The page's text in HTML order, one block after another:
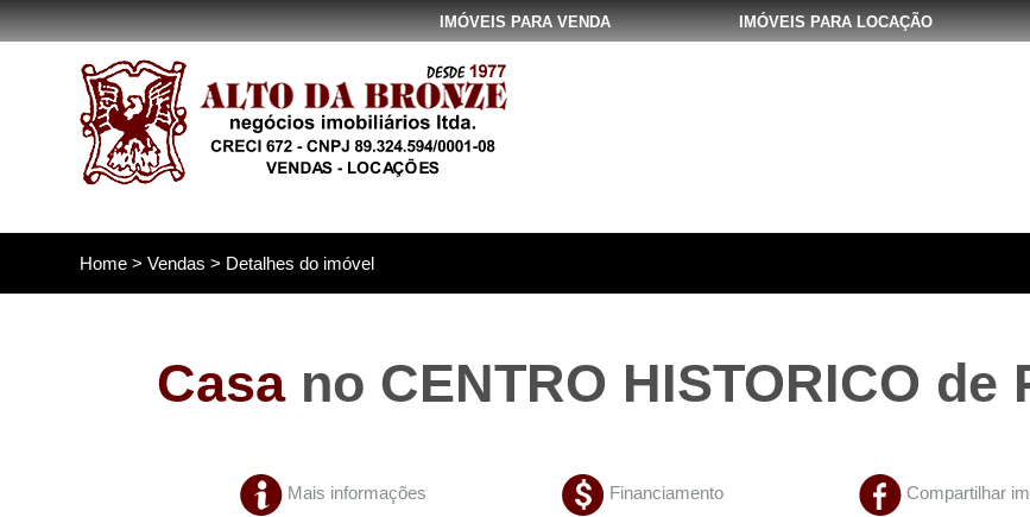
IMÓVEIS PARA LOCAÇÃO
IMÓVEIS PARA VENDA
Home >Vendas > Detalhes do imóvel
Casano CENTRO HISTORICO de
Mais informações Financiamento Compartilhar